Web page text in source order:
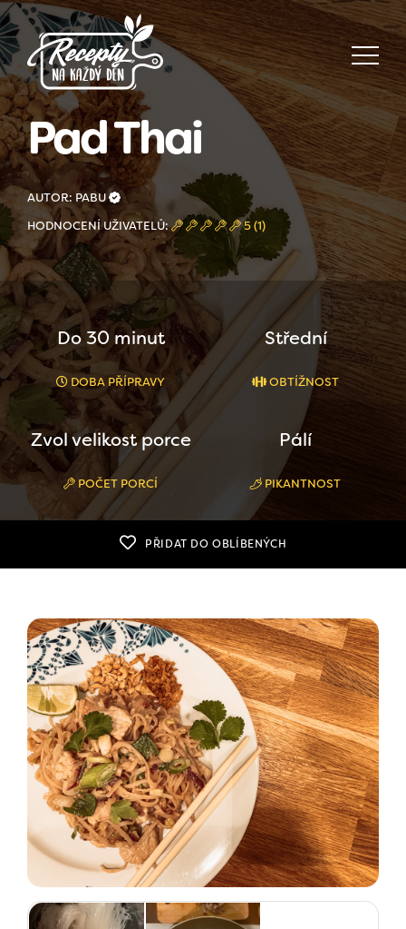
Pad Thai
AUTOR: PABU
HODNOCENÍ UŽIVATELŮ:
5 (1)
Do 30 minut
DOBA PŘÍPRAVY
Střední
OBTÍŽNOST
Zvol velikost porce
POČET PORCÍ
Pálí
PIKANTNOST
PŘIDAT DO OBLÍBENÝCH